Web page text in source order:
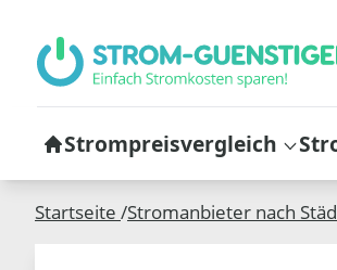
Strompreisvergleich
Startseite /Stromanbieter nach